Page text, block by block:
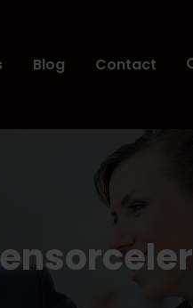
Blog Contact